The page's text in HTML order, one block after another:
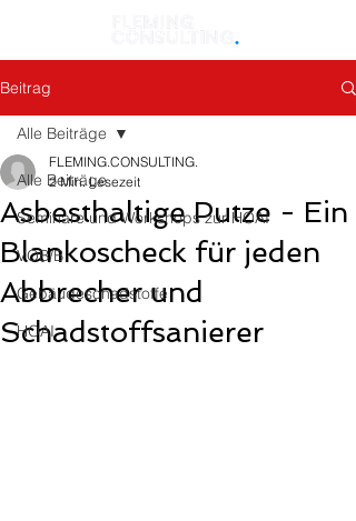
Beitrag
Alle Beiträge
Seminare und Workshops zur HOAI
VOB/B
Gebäudeschadstoffe
HOAI
Alle Beiträge
Asbesthaltige Putze - Ein
Blankoscheck für jeden
Abbrecher und
Schadstoffsanierer
FLEMING.CONSULTING.
2 Min. Lesezeit